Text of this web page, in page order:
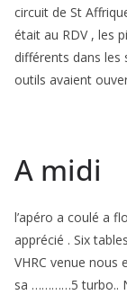
circuit de St
était au RDV , les
différents dans les
outils avaient
A midi
l’apéro a coulé a
apprécié . Six
VHRC venue nous
sa …………5 turbo..